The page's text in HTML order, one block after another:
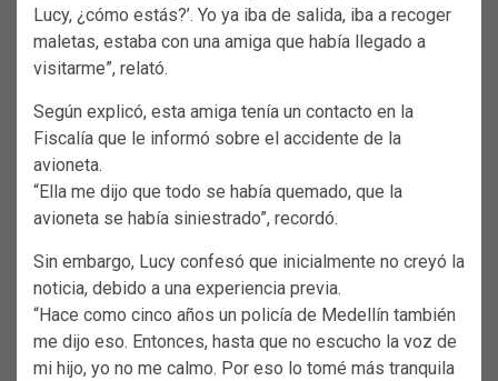
Lucy, ¿cómo estás?’. Yo ya iba de salida, iba a recoger
maletas, estaba con una amiga que había llegado a
visitarme”, relató.
Según explicó, esta amiga tenía un contacto en la
Fiscalía que le informó sobre el accidente de la
avioneta.
“Ella me dijo que todo se había quemado, que la
avioneta se había siniestrado”, recordó.
Sin embargo, Lucy confesó que inicialmente no creyó la
noticia, debido a una experiencia previa.
“Hace como cinco años un policía de Medellín también
me dijo eso. Entonces, hasta que no escucho la voz de
mi hijo, yo no me calmo. Por eso lo tomé más tranquila